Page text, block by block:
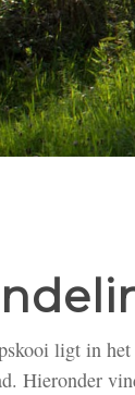
ligt in
Hieronder